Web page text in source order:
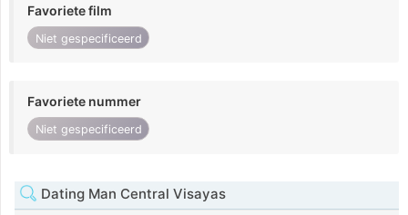
Favoriete film
Niet gespecificeerd
Favoriete nummer
Niet gespecificeerd
Dating Man Central Visayas